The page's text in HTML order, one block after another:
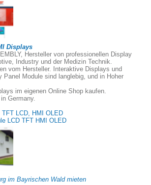
Displays
Hersteller von professionellen Display
Industry und der Medizin Technik.
vom Hersteller. Interaktive Displays und
Panel Module sind langlebig, und in Hoher
im eigenen Online Shop kaufen.
Germany.
TFT LCD, HMI OLED
LCD TFT HMI OLED
im Bayrischen Wald mieten